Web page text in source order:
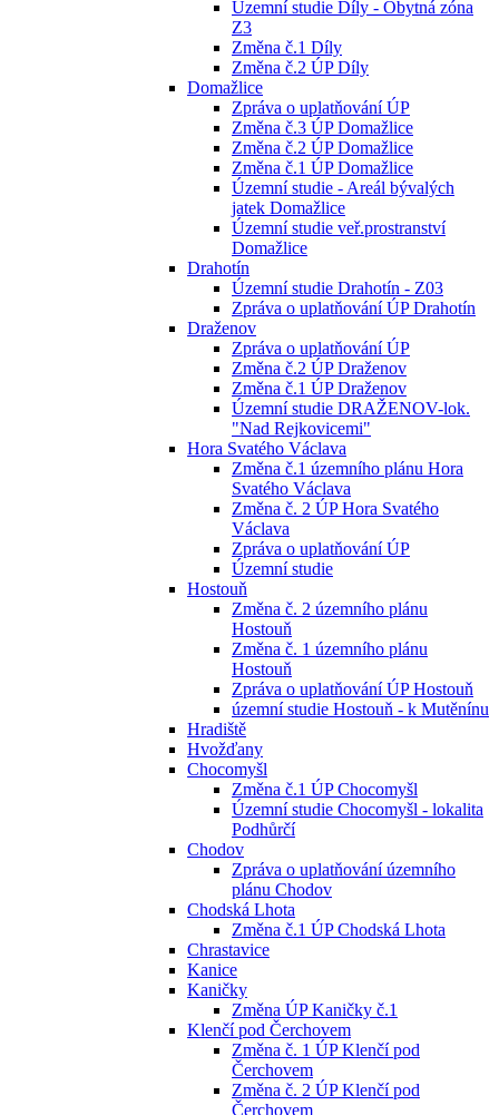
Územní studie Díly - Obytná zóna
Z3
Změna č.1 Díly
Změna č.2 ÚP Díly
Domažlice
Zpráva o uplatňování ÚP
Změna č.3 ÚP Domažlice
Změna č.2 ÚP Domažlice
Změna č.1 ÚP Domažlice
Územní studie - Areál bývalých
jatek Domažlice
Územní studie veř.prostranství
Domažlice
Drahotín
Územní studie Drahotín - Z03
Zpráva o uplatňování ÚP Drahotín
Draženov
Zpráva o uplatňování ÚP
Změna č.2 ÚP Draženov
Změna č.1 ÚP Draženov
Územní studie DRAŽENOV-lok.
"Nad Rejkovicemi"
Hora Svatého Václava
Změna č.1 územního plánu Hora
Svatého Václava
Změna č. 2 ÚP Hora Svatého
Václava
Zpráva o uplatňování ÚP
Územní studie
Hostouň
Změna č. 2 územního plánu
Hostouň
Změna č. 1 územního plánu
Hostouň
Zpráva o uplatňování ÚP Hostouň
územní studie Hostouň - k Mutěnínu
Hradiště
Hvožďany
Chocomyšl
Změna č.1 ÚP Chocomyšl
Územní studie Chocomyšl - lokalita
Podhůrčí
Chodov
Zpráva o uplatňování územního
plánu Chodov
Chodská Lhota
Změna č.1 ÚP Chodská Lhota
Chrastavice
Kanice
Kaničky
Změna ÚP Kaničky č.1
Klenčí pod Čerchovem
Změna č. 1 ÚP Klenčí pod
Čerchovem
Změna č. 2 ÚP Klenčí pod
Čerchovem